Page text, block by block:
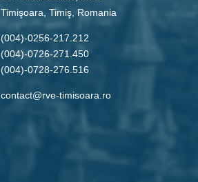
Timişoara, Timiş, Romania
(004)-0256-217.212
(004)-0726-271.450
(004)-0728-276.516
contact@rve-timisoara.ro